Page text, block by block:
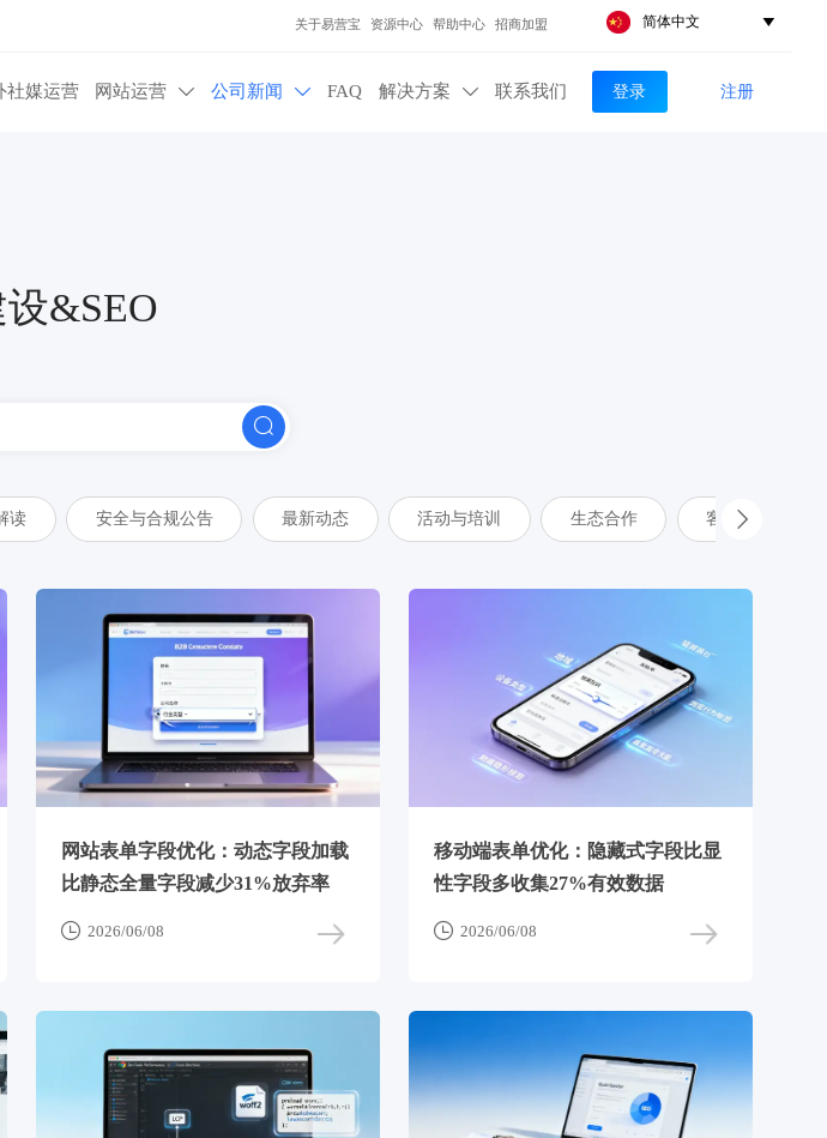
关于易营宝 资源中心 帮助中心 招商加盟 简体中文 
社媒运营 网站运营  公司新闻  FAQ 解决方案  联系我们 登录 注册
&SEO

读 安全与合规公告 最新动态 活动与培训 生态合作 客户案例

网站表单字段优化：动态字段加载
比静态全量字段减少31%放弃率
 2026/06/08
移动端表单优化：隐藏式字段比显
性字段多收集27%有效数据
 2026/06/08